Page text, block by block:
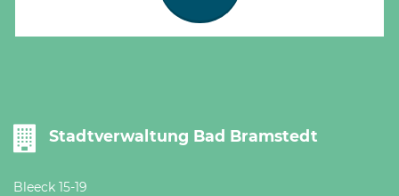
Stadtverwaltung Bad Bramstedt
Bleeck 15-19